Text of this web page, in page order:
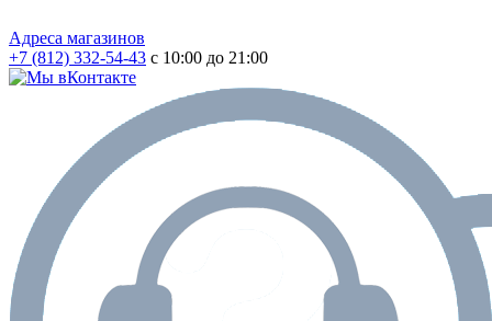
Адреса магазинов
+7 (812) 332-54-43 с 10:00 до 21:00